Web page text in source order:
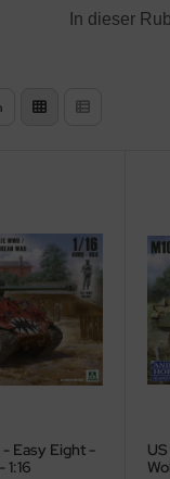
In dieser
Easy Eight -